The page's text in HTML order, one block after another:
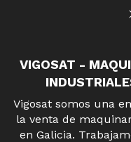
VIGOSAT -
Vigosat somos una
la venta de
en Galicia.